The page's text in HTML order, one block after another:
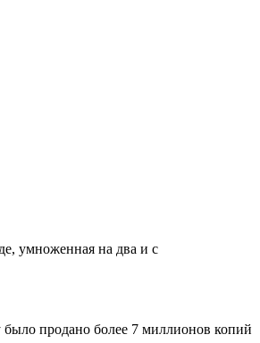
умноженная на два и с
продано более 7 миллионов копий